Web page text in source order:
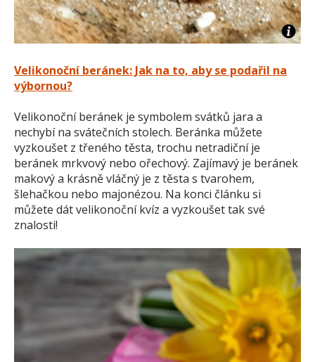
Velikonoční beránek: Jak na to, aby se podařil na
výbornou?
Velikonoční beránek je symbolem svátků jara a
nechybí na svátečních stolech. Beránka můžete
vyzkoušet z třeného těsta, trochu netradiční je
beránek mrkvový nebo ořechový. Zajímavý je beránek
makový a krásně vláčný je z těsta s tvarohem,
šlehačkou nebo majonézou. Na konci článku si
můžete dát velikonoční kvíz a vyzkoušet tak své
znalosti!